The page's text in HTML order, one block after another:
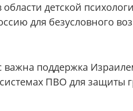
детской
для безусловного
важна поддержка
ПВО для защиты